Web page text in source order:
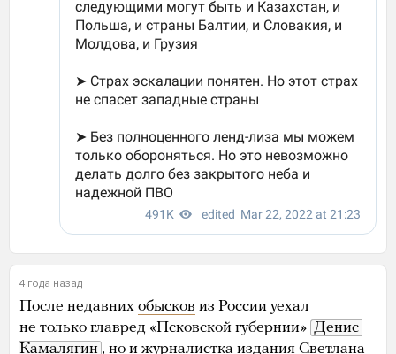
4 года назад
После недавних обысков из России уехал
не только главред «Псковской губернии» Денис
Камалягин , но и журналистка издания Светлана